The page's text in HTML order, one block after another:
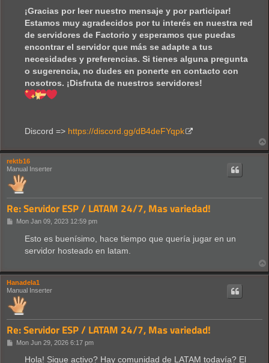
¡Gracias por leer nuestro mensaje y por participar!
Estamos muy agradecidos por tu interés en nuestra red
de servidores de Factorio y esperamos que puedas
encontrar el servidor que más se adapte a tus
necesidades y preferencias. Si tienes alguna pregunta
o sugerencia, no dudes en ponerte en contacto con
nosotros. ¡Disfruta de nuestros servidores!
Discord => https://discord.gg/dB4deFYqpk
rektb16
Manual Inserter
Re: Servidor ESP / LATAM 24/7, Mas variedad!
PMon Jan 09, 2023 12:59 pm
Esto es buenísimo, hace tiempo que quería jugar en un
servidor hosteado en latam.
Hanadela1
Manual Inserter
Re: Servidor ESP / LATAM 24/7, Mas variedad!
PMon Jun 29, 2026 6:17 pm
Hola! Sigue activo? Hay comunidad de LATAM todavía? El